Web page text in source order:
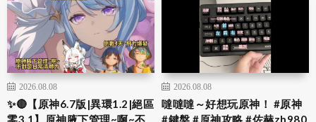
2026.08.08
✨🔴【原神6.7版|異環1.2|絕區
零3.1】原神腋下管理~啊~不
2026.08.08
噠噠噠～好想玩原神！ #原神
#鍵盤 #原神攻略 #佐赫zh980